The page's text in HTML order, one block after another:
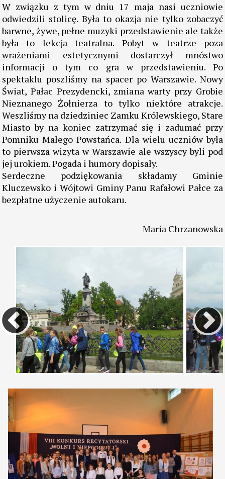
W związku z tym w dniu 17 maja nasi uczniowie
odwiedzili stolicę. Była to okazja nie tylko zobaczyć
barwne, żywe, pełne muzyki przedstawienie ale także
była to lekcja teatralna. Pobyt w teatrze poza
wrażeniami estetycznymi dostarczył mnóstwo
informacji o tym co gra w przedstawieniu. Po
spektaklu poszliśmy na spacer po Warszawie. Nowy
Świat, Pałac Prezydencki, zmiana warty przy Grobie
Nieznanego Żołnierza to tylko niektóre atrakcje.
Weszliśmy na dziedziniec Zamku Królewskiego, Stare
Miasto by na koniec zatrzymać się i zadumać przy
Pomniku Małego Powstańca. Dla wielu uczniów była
to pierwsza wizyta w Warszawie ale wszyscy byli pod
jej urokiem. Pogada i humory dopisały.
Serdeczne podziękowania składamy Gminie
Kluczewsko i Wójtowi Gminy Panu Rafałowi Pałce za
bezpłatne użyczenie autokaru.
Maria Chrzanowska